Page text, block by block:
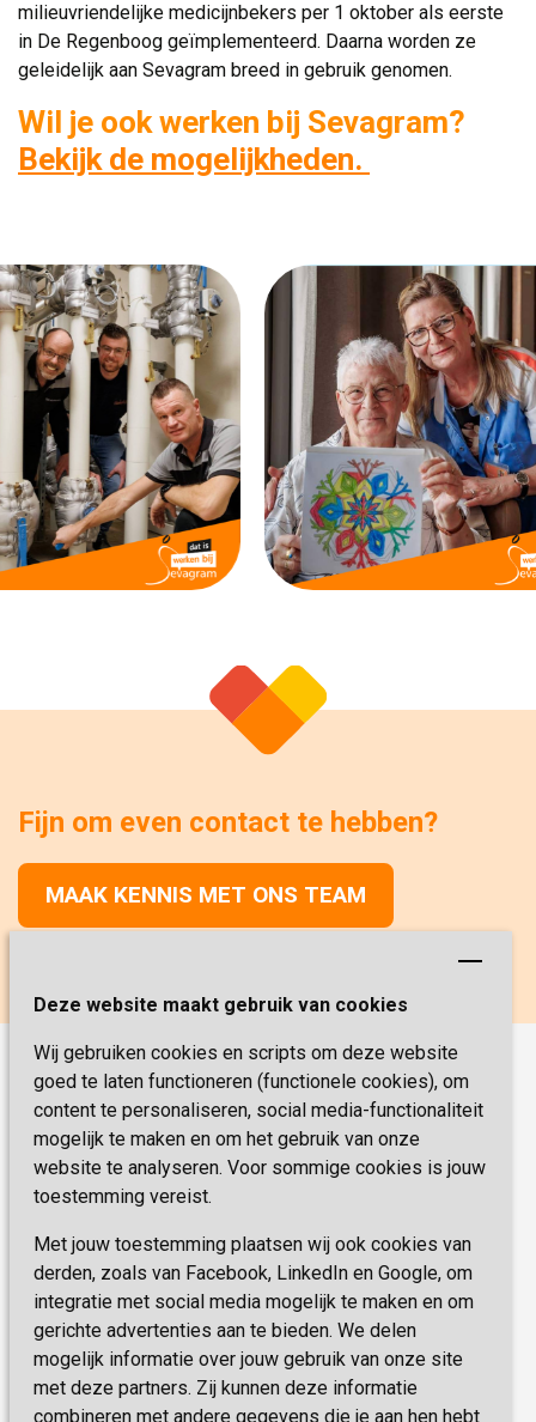
Deze website maakt gebruik van cookies
Wij gebruiken cookies en scripts om deze website
goed te laten functioneren (functionele cookies), om
content te personaliseren, social media-functionaliteit
mogelijk te maken en om het gebruik van onze
website te analyseren. Voor sommige cookies is jouw
toestemming vereist.
Met jouw toestemming plaatsen wij ook cookies van
derden, zoals van Facebook, LinkedIn en Google, om
integratie met social media mogelijk te maken en om
gerichte advertenties aan te bieden. We delen
mogelijk informatie over jouw gebruik van onze site
met deze partners. Zij kunnen deze informatie
combineren met andere gegevens die je aan hen hebt
milieuvriendelijke medicijnbekers per 1 oktober als eerste
in De Regenboog geïmplementeerd. Daarna worden ze
geleidelijk aan Sevagram breed in gebruik genomen.
Wil je ook werken bij Sevagram?
Bekijk de mogelijkheden.
Onze functies
Verpleegkunde
Verzorging
Coördinator Zorg & Welzijn
Helpende
Medische dienst
Paramedische dienst
Psychologie
Vacatures
Werken & Leren
Veelgestelde vragen
Sevagram.nl
Fijn om even contact te hebben?
MAAK KENNIS MET ONS TEAM